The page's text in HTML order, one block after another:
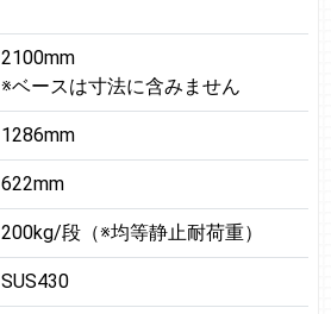
2100mm
※ベースは寸法に含みません
1286mm
622mm
200kg/段（※均等静止耐荷重）
SUS430